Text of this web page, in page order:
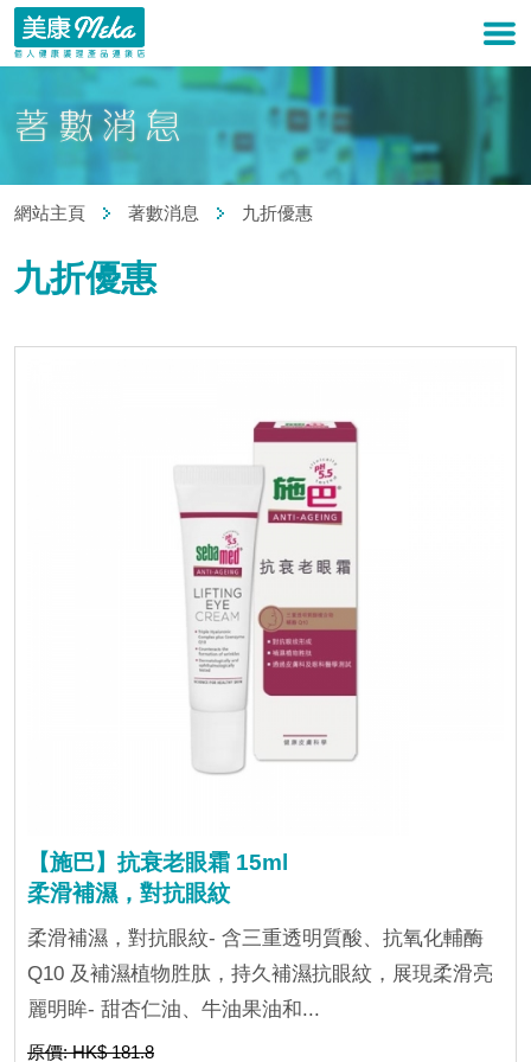
網站主頁 著數消息 九折優惠
九折優惠
【施巴】抗衰老眼霜 15ml
柔滑補濕，對抗眼紋
柔滑補濕，對抗眼紋- 含三重透明質酸、抗氧化輔酶
Q10 及補濕植物胜肽，持久補濕抗眼紋，展現柔滑亮
麗明眸- 甜杏仁油、牛油果油和...
原價: HK$ 181.8